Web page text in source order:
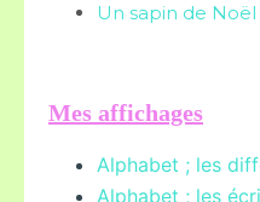
Un sapin de Noël
Mes affichages
Alphabet ; les
Alphabet ; les